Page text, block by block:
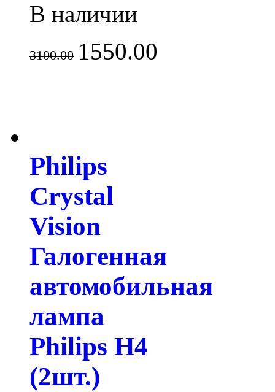
В наличии
3100.00 1550.00
Philips
Crystal
Vision
Галогенная
автомобильная
лампа
Philips H4
(2шт.)